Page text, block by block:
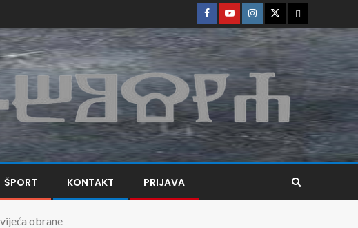
ŠPORT KONTAKT PRIJAVA
obrane